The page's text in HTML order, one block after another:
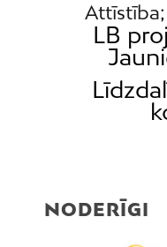
LB
NODERĪGI